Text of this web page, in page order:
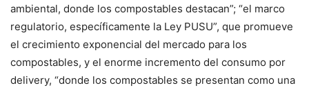
ambiental, donde los compostables destacan”; “el marco
regulatorio, específicamente la Ley PUSU”, que promueve
el crecimiento exponencial del mercado para los
compostables, y el enorme incremento del consumo por
delivery, “donde los compostables se presentan como una